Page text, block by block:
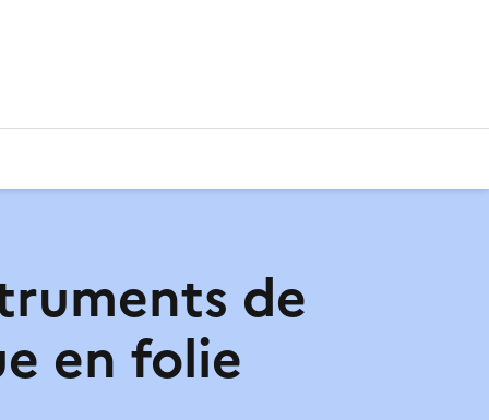
de
en folie